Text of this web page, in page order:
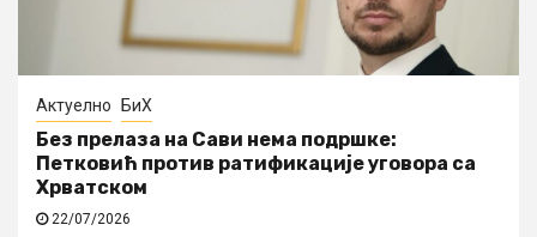
Актуелно БиХ
Без прелаза на Сави нема подршке:
Петковић против ратификације уговора са
Хрватском
22/07/2026